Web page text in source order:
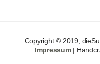
Copyright © 2019,
Impressum|